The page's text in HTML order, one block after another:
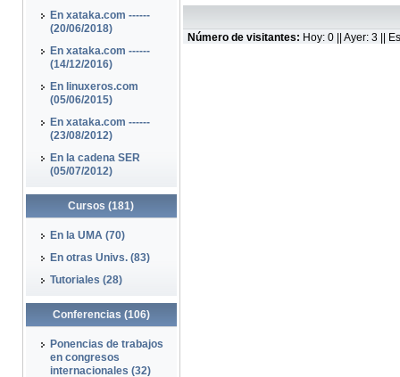
En xataka.com ------
(20/06/2018)
En xataka.com ------
(14/12/2016)
En linuxeros.com
(05/06/2015)
En xataka.com ------
(23/08/2012)
En la cadena SER
(05/07/2012)
Cursos (181)
En la UMA (70)
En otras Univs. (83)
Tutoriales (28)
Conferencias (106)
Ponencias de trabajos
en congresos
internacionales (32)
Número de visitantes: Hoy: 0 || Ayer: 3 ||